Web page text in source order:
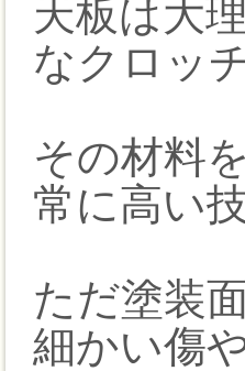
天板は大
なクロッ
その材料
常に高い
ただ塗装
細かい傷